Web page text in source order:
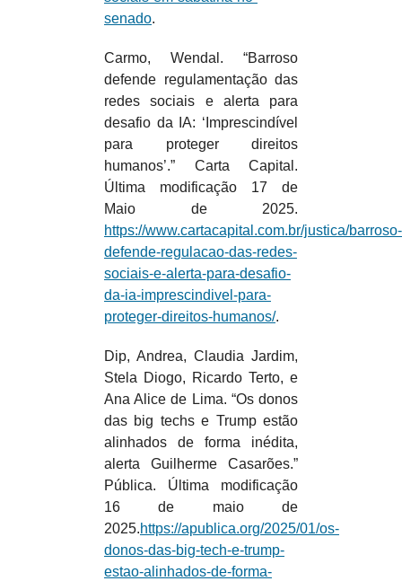
senado.
Carmo, Wendal. “Barroso
defende regulamentação das
redes sociais e alerta para
desafio da IA: ‘Imprescindível
para proteger direitos
humanos’.” Carta Capital.
Última modificação 17 de
Maio de 2025.
https://www.cartacapital.com.br/justica/barroso-
defende-regulacao-das-redes-
sociais-e-alerta-para-desafio-
da-ia-imprescindivel-para-
proteger-direitos-humanos/.
Dip, Andrea, Claudia Jardim,
Stela Diogo, Ricardo Terto, e
Ana Alice de Lima. “Os donos
das big techs e Trump estão
alinhados de forma inédita,
alerta Guilherme Casarões.”
Pública. Última modificação
16 de maio de
2025.https://apublica.org/2025/01/os-
donos-das-big-tech-e-trump-
estao-alinhados-de-forma-